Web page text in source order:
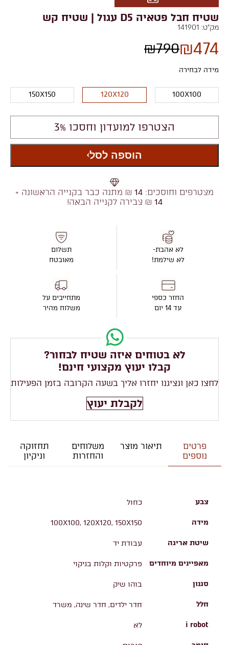
שטיח חבל פטאיה D5 עגול | שטיח קש
מק"ט: 141901
₪790₪474
מידה לבחירה
100X100
120X120
150X150
הצטרפו למועדון וחסכו 3%
הוספה לסל
מצטרפים וחוסכים: 14 ₪ מתנה כבר בקנייה הראשונה +
14 ₪ צבירה לקנייה הבאה!
לא אהבת-
לא שילמת!
החזר כספי
עד 14 יום
תשלום
מאובטח
מתחייבים על
משלוח מהיר
לא בטוחים איזה שטיח לבחור?
קבלו יעוץ מקצועי חינם!
לחצו כאן ונציגנו יחזרו אליך בשעה הקרובה בזמן הפעילות
לקבלת יעוץ
פרטים
נוספים
תיאור מוצר
משלוחים
והחזרות
תחזוקה
וניקיון
צבע כחול
מידה 100X100, 120X120, 150X150
שיטת אריגה עבודת יד
מאפיינים מיוחדים פרקטיות וקלות בניקוי
סגנון בוהו שיק
חלל חדר ילדים, חדר שינה, משרד
i robot לא